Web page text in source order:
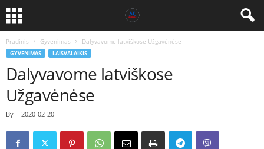
Pradinis Gyvenimas Dalyvavome latviškose Užgavėnėse
GYVENIMAS LAISVALAIKIS
Dalyvavome latviškose
Užgavėnėse
By - 2020-02-20